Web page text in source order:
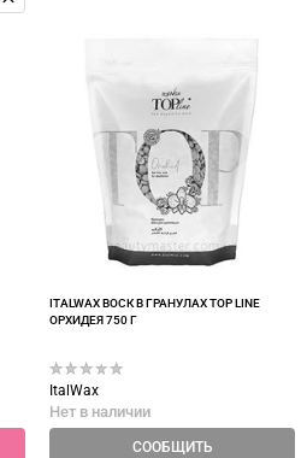
ITALWAX ВОСК В ГРАНУЛАХ TOP LINE
ОРХИДЕЯ 750 Г
ItalWax
Нет в наличии
СООБЩИТЬ